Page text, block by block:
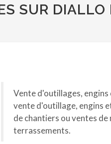
SUR DIALLO
Vente d'outillages,
vente d'outillage, engins
de chantiers ou ventes
terrassements.